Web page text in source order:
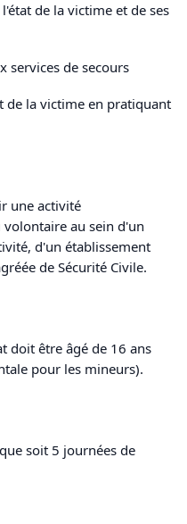
de la victime et de ses
services de secours
de la victime en pratiquant
une activité
au sein d'un
d'un établissement
de Sécurité Civile.
doit être âgé de 16 ans
pour les mineurs).
soit 5 journées de